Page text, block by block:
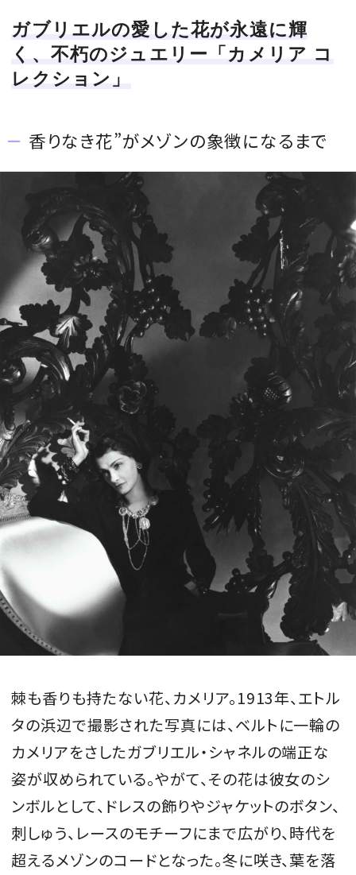
ガブリエルの愛した花が永遠に輝
く、不朽のジュエリー「カメリア コ
レクション」
香りなき花”がメゾンの象徴になるまで
棘も香りも持たない花、カメリア。1913年、エトル
タの浜辺で撮影された写真には、ベルトに一輪の
カメリアをさしたガブリエル・シャネルの端正な
姿が収められている。やがて、その花は彼女のシ
ンボルとして、ドレスの飾りやジャケットのボタン、
刺しゅう、レースのモチーフにまで広がり、時代を
超えるメゾンのコードとなった。冬に咲き、葉を落